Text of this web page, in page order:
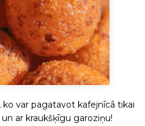
ko var pagatavot kafejnīcā tikai
ar kraukšķīgu garoziņu!